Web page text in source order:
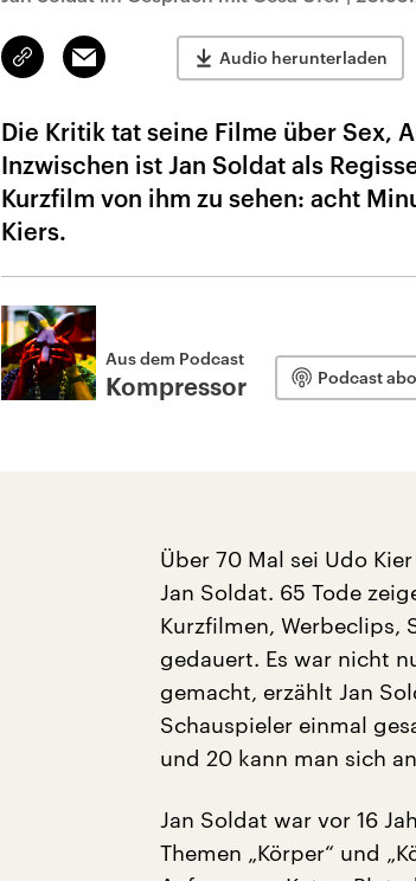
Link
kopieren/teilen
Email Audio herunterladen
Die Kritik tat seine Filme über Sex,
Inzwischen ist Jan Soldat als
Kurzfilm von ihm zu sehen: acht
Kiers.
Aus dem Podcast
Kompressor Podcast
Über 70 Mal sei Udo
Jan Soldat. 65 Tode
Kurzfilmen, Werbeclips,
gedauert. Es war nicht
gemacht, erzählt Jan
Schauspieler einmal
und 20 kann man sich
Jan Soldat war vor 16
Themen „Körper“ und